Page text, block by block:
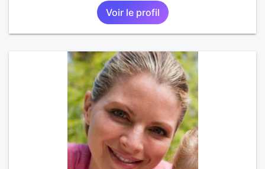
Voir le profil